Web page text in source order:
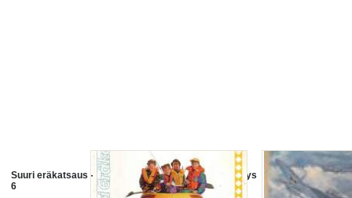
Suuri eräkatsaus - Tosi iso ERÄ 5-
6
Suuri metsästys